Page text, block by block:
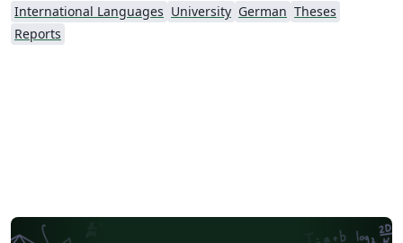
International Languages University German Theses
Reports